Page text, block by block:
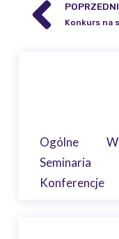
POPRZEDNI
Ogólne
Seminaria
Konferencje